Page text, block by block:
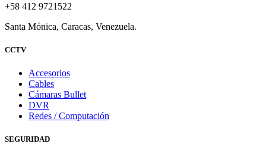
+58 412 9721522
Santa Mónica, Caracas, Venezuela.
CCTV
Accesorios
Cables
Cámaras Bullet
DVR
Redes / Computación
SEGURIDAD